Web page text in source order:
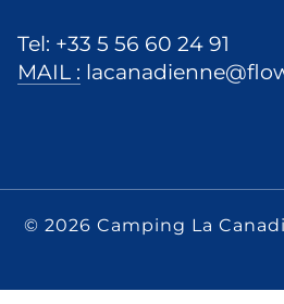
Tel: +33 5 56 60 24 91
MAIL :
© 2026 Camping La